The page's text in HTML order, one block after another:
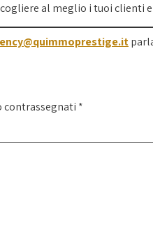
al meglio i tuoi clienti
contrassegnati *